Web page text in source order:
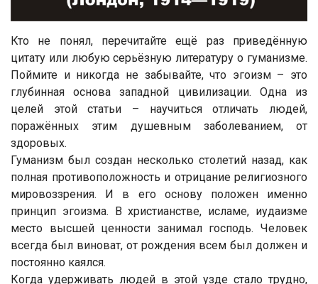
Кто не понял, перечитайте ещё раз приведённую
цитату или любую серьёзную литературу о гуманизме.
Поймите и никогда не забывайте, что эгоизм – это
глубинная основа западной цивилизации. Одна из
целей этой статьи – научиться отличать людей,
поражённых этим душевным заболеванием, от
здоровых.
Гуманизм был создан несколько столетий назад, как
полная противоположность и отрицание религиозного
мировоззрения. И в его основу положен именно
принцип эгоизма. В христианстве, исламе, иудаизме
место высшей ценности занимал господь. Человек
всегда был виноват, от рождения всем был должен и
постоянно каялся.
Когда удерживать людей в этой узде стало трудно,